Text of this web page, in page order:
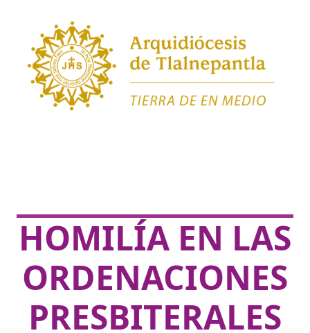
HOMILÍA EN LAS
ORDENACIONES
PRESBITERALES